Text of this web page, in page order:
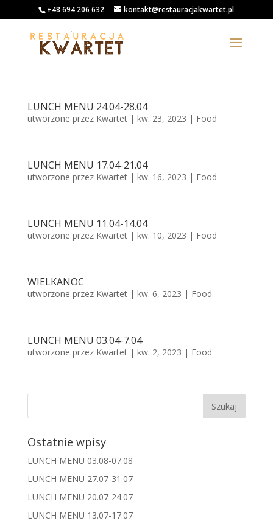
+48 694 206 632 kontakt@restauracjakwartet.pl
LUNCH MENU 24.04-28.04
utworzone przez Kwartet| kw. 23, 2023 | Food
LUNCH MENU 17.04-21.04
utworzone przez Kwartet| kw. 16, 2023 | Food
LUNCH MENU 11.04-14.04
utworzone przez Kwartet| kw. 10, 2023 | Food
WIELKANOC
utworzone przez Kwartet| kw. 6, 2023 | Food
LUNCH MENU 03.04-7.04
utworzone przez Kwartet| kw. 2, 2023 | Food
Ostatnie wpisy
LUNCH MENU 03.08-07.08
LUNCH MENU 27.07-31.07
LUNCH MENU 20.07-24.07
LUNCH MENU 13.07-17.07